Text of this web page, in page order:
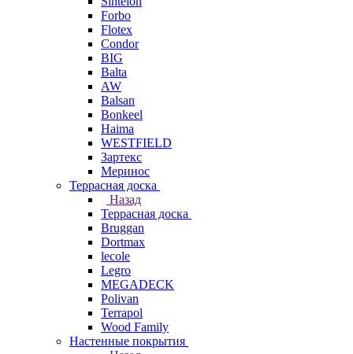
Forbo
Flotex
Condor
BIG
Balta
AW
Balsan
Bonkeel
Haima
WESTFIELD
Зартекс
Меринос
Террасная доска
Назад
Террасная доска
Bruggan
Dortmax
lecole
Legro
MEGADECK
Polivan
Terrapol
Wood Family
Настенные покрытия